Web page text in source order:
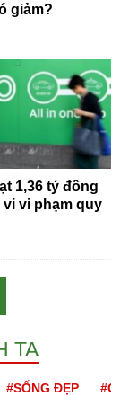
giảm?
1,36 tỷ đồng
vi phạm quy
TA
#SỐNG ĐẸP